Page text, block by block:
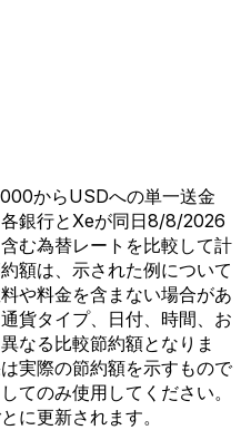
からUSDへの単一送金
銀行とXeが同日8/8/2026
む為替レートを比較して計
額は、示された例について
や料金を含まない場合があ
貨タイプ、日付、時間、お
なる比較節約額となりま
実際の節約額を示すもので
てのみ使用してください。
に更新されます。